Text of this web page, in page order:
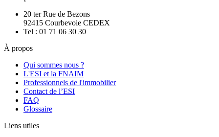
20 ter Rue de Bezons
92415 Courbevoie CEDEX
Tel : 01 71 06 30 30
À propos
Qui sommes nous ?
L'ESI et la FNAIM
Professionnels de l'immobilier
Contact de l’ESI
FAQ
Glossaire
Liens utiles